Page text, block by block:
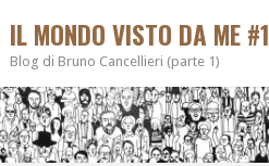
IL MONDO VISTO DA ME #1
Blog di Bruno Cancellieri (parte 1)